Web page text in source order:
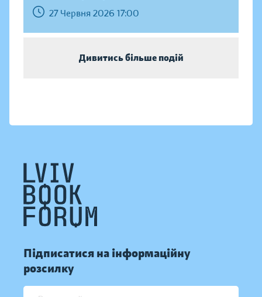
27 Червня 2026 17:00
Дивитись більше подій
Підписатися на інформаційну
розсилку